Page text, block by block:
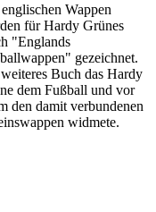
Wappen
für Hardy Grünes
"Englands
gezeichnet.
Buch das Hardy
dem Fußball und vor
den damit verbundenen
widmete.